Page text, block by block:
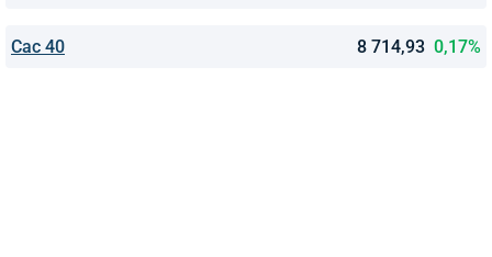
Cac 40 8 714,93 0,17%